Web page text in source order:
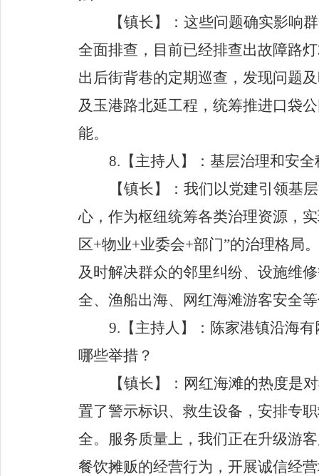
【镇长】
：这些问题确实影响
全面排查，目前已经排查出故障路灯
出后街背巷的定期巡查，发现问题
及玉港路北延工程，统筹推进口袋
能。
8. 【主持人】
：基层治理和安
【镇长】
：我们以党建引领基
心，作为枢纽统筹各类治理资源，
区+物业+业委会+部门”的治理格局
及时解决群众的邻里纠纷、设施维
全、渔船出海、网红海滩游客安全
9. 【主持人】
：陈家港镇沿海
哪些举措？
【镇长】
：网红海滩的热度是
置了警示标识、救生设备，安排专
全。服务质量上，我们正在升级游
餐饮摊贩的经营行为，开展诚信经